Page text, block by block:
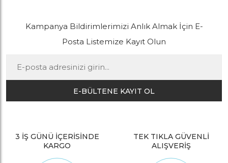
Kampanya Bildirimlerimizi Anlık Almak İçin E-
Posta Listemize Kayıt Olun
E-BÜLTENE KAYIT OL
3 İŞ GÜNÜ İÇERİSİNDE
KARGO
TEK TIKLA GÜVENLİ
ALIŞVERİŞ